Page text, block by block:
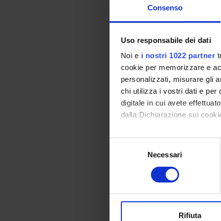
Consenso
Uso responsabile dei dati
Noi e i nostri 1022 partner
cookie per memorizzare e
personalizzati, misurare gli
chi utilizza i vostri dati e per
digitale in cui avete
dalla Dichiarazione sui
Con il tuo consenso,
raccogliere
digitali).
modificare o ritirare il tuo
Necessari
Rifiuta
di
cloni
se
In
l’acido
A
gene
C/